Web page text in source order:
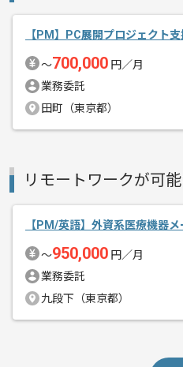
【PM】PC展開プロジェクト
〜700,000 円／月
業務委託
田町（東京都）
リモートワークが可
【PM/英語】外資系医療機器
〜950,000 円／月
業務委託
九段下（東京都）